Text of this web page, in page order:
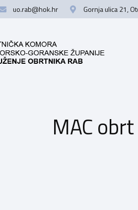
uo.rab@hok.hr Gornja ulica 21,
MAC